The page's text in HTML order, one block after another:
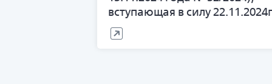
вступающая в силу